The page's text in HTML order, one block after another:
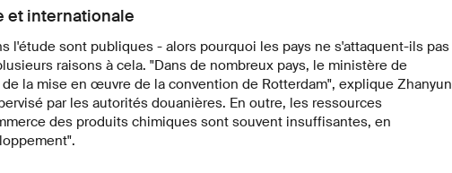
et internationale
l'étude sont publiques - alors pourquoi les pays ne s'attaquent-ils pas
raisons à cela. "Dans de nombreux pays, le ministère de
la mise en œuvre de la convention de Rotterdam", explique Zhanyun
par les autorités douanières. En outre, les ressources
des produits chimiques sont souvent insuffisantes, en